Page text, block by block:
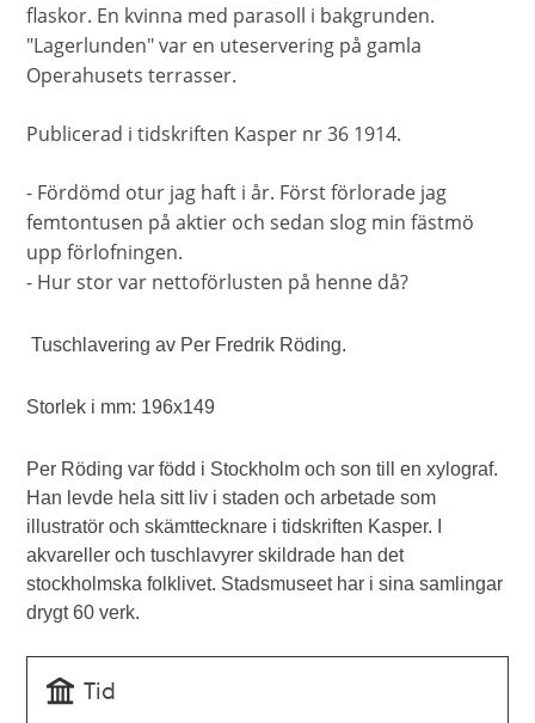
flaskor. En kvinna med parasoll i bakgrunden.
"Lagerlunden" var en uteservering på gamla
Operahusets terrasser.
Publicerad i tidskriften Kasper nr 36 1914.
- Fördömd otur jag haft i år. Först förlorade jag
femtontusen på aktier och sedan slog min fästmö
upp förlofningen.
- Hur stor var nettoförlusten på henne då?
Tuschlavering av Per Fredrik Röding.
Storlek i mm: 196x149
Per Röding var född i Stockholm och son till en xylograf.
Han levde hela sitt liv i staden och arbetade som
illustratör och skämttecknare i tidskriften Kasper. I
akvareller och tuschlavyrer skildrade han det
stockholmska folklivet. Stadsmuseet har i sina samlingar
drygt 60 verk.
Tid